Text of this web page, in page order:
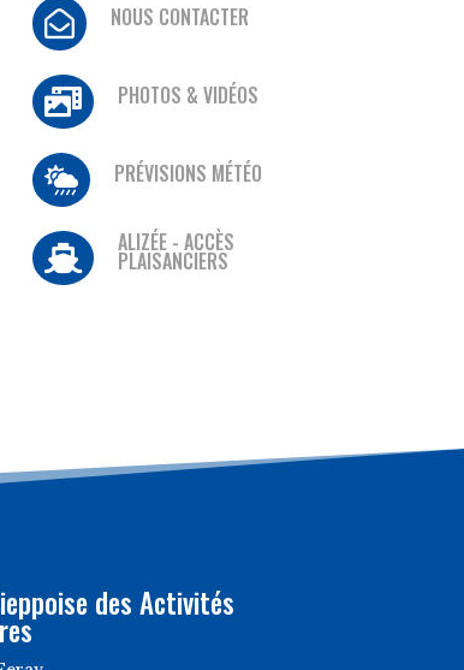
 NOUS CONTACTER
 PHOTOS & VIDÉOS
 PRÉVISIONS MÉTÉO

ALIZÉE - ACCÈS
PLAISANCIERS
des Activités